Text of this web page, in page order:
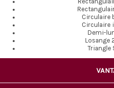
Circulaire
Circulaire
Demi-
Losange
Triangle